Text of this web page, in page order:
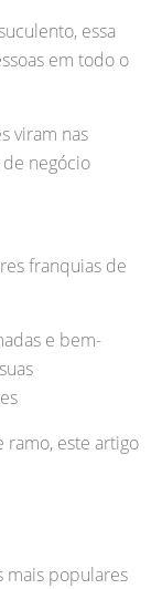
essa
em todo o
viram nas
negócio
franquias de
e bem-
ramo, este artigo
mais populares